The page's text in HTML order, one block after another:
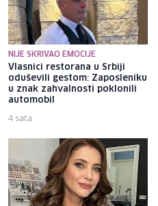
NIJE SKRIVAO EMOCIJE
Vlasnici restorana u Srbiji
oduševili gestom: Zaposleniku
u znak zahvalnosti poklonili
automobil
4 sata